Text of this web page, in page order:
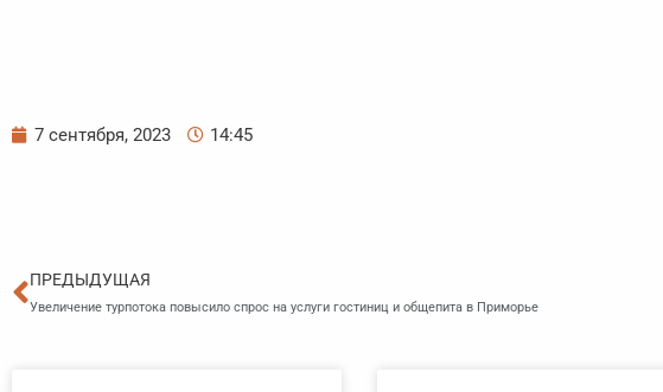
7 сентября, 2023 14:45
Пред
ПРЕДЫДУЩАЯ
Увеличение турпотока повысило спрос на услуги гостиниц и общепита в Приморье